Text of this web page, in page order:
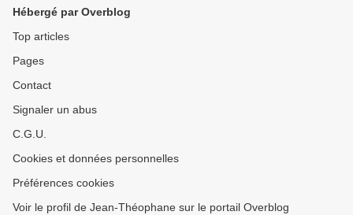
Hébergé par Overblog
Top articles
Pages
Contact
Signaler un abus
C.G.U.
Cookies et données personnelles
Préférences cookies
Voir le profil de Jean-Théophane sur le portail Overblog